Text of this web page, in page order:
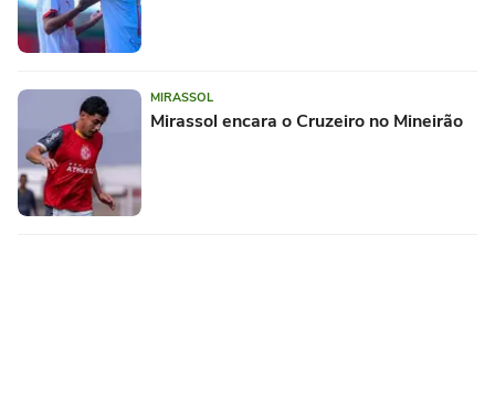
MIRASSOL
Mirassol encara o Cruzeiro no Mineirão